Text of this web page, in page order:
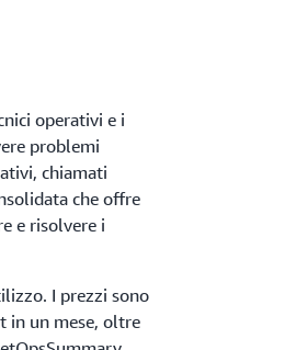
operativi e i
problemi
chiamati
che offre
e risolvere i
I prezzi sono
in un mese, oltre